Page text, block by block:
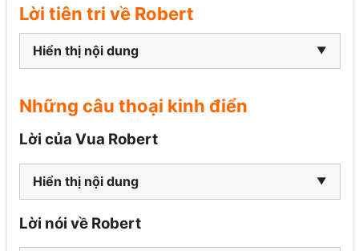
Lời tiên tri về Robert
Hiển thị nội dung
Những câu thoại kinh điển
Lời của Vua Robert
Hiển thị nội dung
Lời nói về Robert